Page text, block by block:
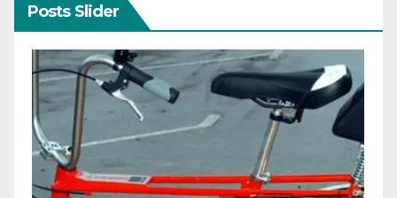
Posts Slider